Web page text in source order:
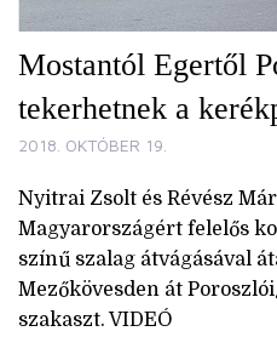
Mostantól Egertől
tekerhetnek a
2018. OKTÓBER 19.
Nyitrai Zsolt és Révész
Magyarországért felelős
színű szalag átvágásával
Mezőkövesden át
szakaszt. VIDEÓ